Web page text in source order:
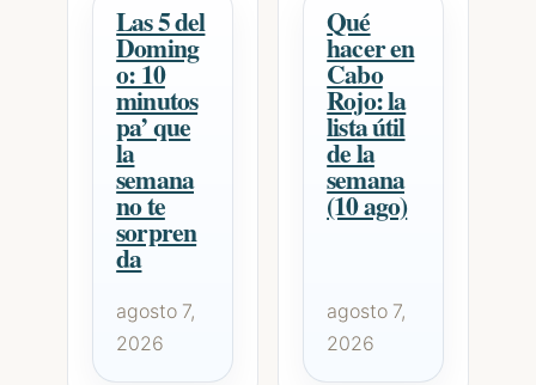
Las 5 del
Doming
o: 10
minutos
pa’ que
la
semana
no te
sorpren
da
agosto 7,
2026
Qué
hacer en
Cabo
Rojo: la
lista útil
de la
semana
(10 ago)
agosto 7,
2026